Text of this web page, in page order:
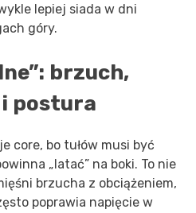
lepiej siada w dni
góry.
brzuch,
postura
core, bo tułów musi być
„latać” na boki. To nie
brzucha z obciążeniem,
poprawia napięcie w